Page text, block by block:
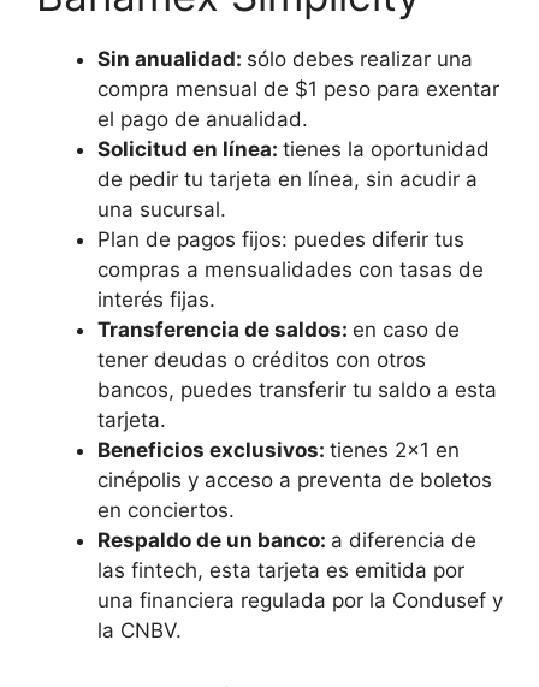
Sin anualidad: sólo debes realizar una
compra mensual de $1 peso para exentar
el pago de anualidad.
Solicitud en línea: tienes la oportunidad
de pedir tu tarjeta en línea, sin acudir a
una sucursal.
Plan de pagos fijos: puedes diferir tus
compras a mensualidades con tasas de
interés fijas.
Transferencia de saldos: en caso de
tener deudas o créditos con otros
bancos, puedes transferir tu saldo a esta
tarjeta.
Beneficios exclusivos: tienes 2×1 en
cinépolis y acceso a preventa de boletos
en conciertos.
Respaldo de un banco: a diferencia de
las fintech, esta tarjeta es emitida por
una financiera regulada por la Condusef y
la CNBV.